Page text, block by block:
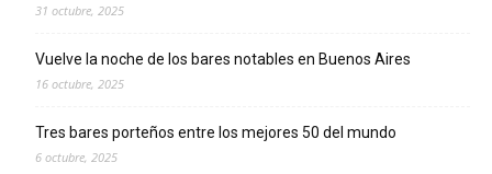
31 octubre, 2025
Vuelve la noche de los bares notables en Buenos Aires
16 octubre, 2025
Tres bares porteños entre los mejores 50 del mundo
6 octubre, 2025